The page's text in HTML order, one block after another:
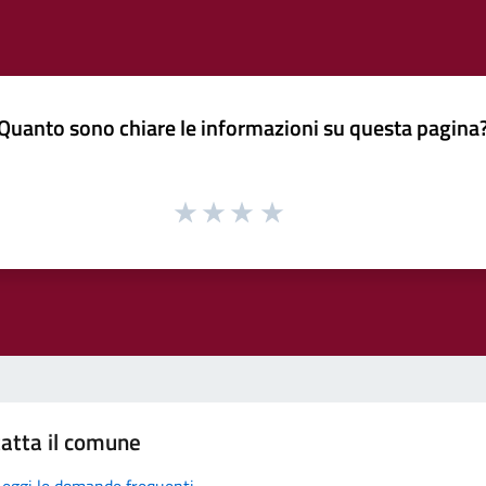
sono chiare le informazioni su questa
il comune